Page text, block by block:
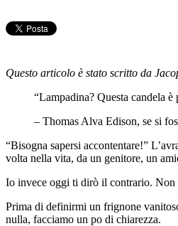
Questo articolo è stato scritto da
“Lampadina? Questa candela
– Thomas Alva Edison, se si
“Bisogna sapersi accontentare!”
volta nella vita, da un genitore, un
Io invece oggi ti dirò il contrario. Non
Prima di definirmi un frignone
nulla, facciamo un po di chiarezza.